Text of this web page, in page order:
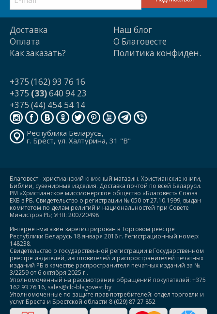
Доставка
Оплата
Как заказать?
Наш блог
О Благовесте
Политика конфиден.
+375 (162) 93 76 16
+375 (33)640 94 23
+375 (44) 454 54 14
Республика Беларусь,
г. Брест, ул. Халтурина, 31 "В"
Благовест - христианский книжный магазин. Христианские книги,
Библии, сувенирные изделия. Доставка почтой по всей Беларуси.
РМ «Христианское миссионерское общество «Благовест» Союза
ЕХБ в РБ. Свидетельство о регистрации № 050 от 27.10.1999, выдан
комитетом по делам религий и национальностей при Совете
Министров РБ; УНП: 200720498
Интернет-магазин зарегистрирован в Торговом реестре
Республики Беларусь 18 января 2016 г. Регистрационный номер:
148238.
Свидетельство о государственной регистрации в Государственном
реестре издателей, изготовителей и распространителей печатных
изданий РБ в качестве распространителя печатных изданий за №
3/2259 от 6 октября 2025 г..
Уполномоченный на рассмотрение обращений покупателей: +375
162 93 76 16, sales@clc-blagovest.by
Уполномоченные по защите прав потребителей: отдел торговли и
услуг Бреста и Брестской области 8 (029) 87 27 852